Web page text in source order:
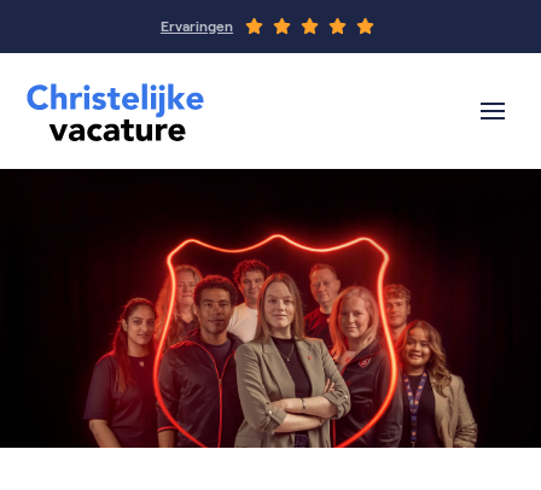
Ervaringen